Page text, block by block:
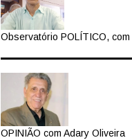
Observatório POLÍTICO,
OPINIÃO com Adary Oliveira